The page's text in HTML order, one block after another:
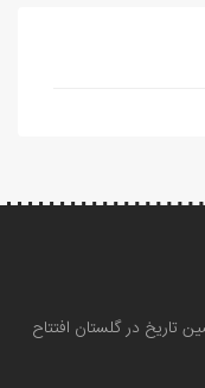
تاریخ در گلستان افتتاح